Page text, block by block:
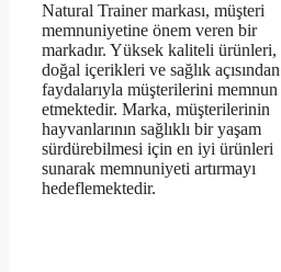
Natural Trainer markası, müşteri
memnuniyetine önem veren bir
markadır. Yüksek kaliteli ürünleri,
doğal içerikleri ve sağlık açısından
faydalarıyla müşterilerini memnun
etmektedir. Marka, müşterilerinin
hayvanlarının sağlıklı bir yaşam
sürdürebilmesi için en iyi ürünleri
sunarak memnuniyeti artırmayı
hedeflemektedir.